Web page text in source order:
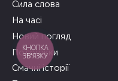
Сила слова
На часі
Новий погляд
Подружки
Смачні історії
КНОПКА
ЗВ'ЯЗКУ